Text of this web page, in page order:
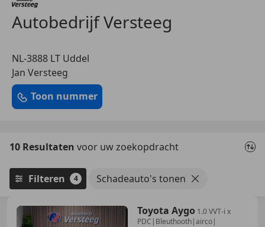
Autobedrijf Versteeg
NL-3888 LT Uddel
Jan Versteeg
Toon nummer
10 Resultaten voor uw zoekopdracht
Filteren 4 Schadeauto's tonen
Toyota Aygo 1.0 VVT-i x
PDC|Bleuthooth|airco|